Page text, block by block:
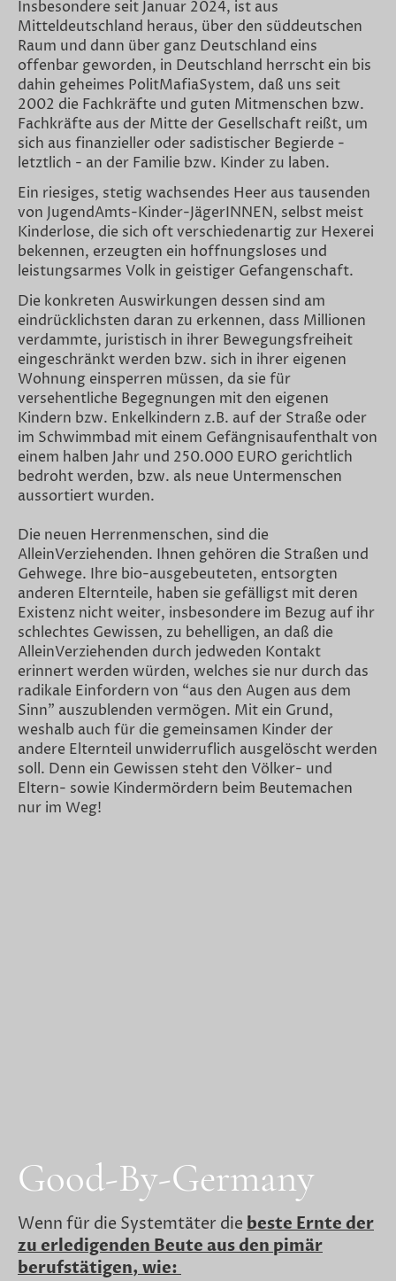
Insbesondere seit Januar 2024, ist aus
Mitteldeutschland heraus, über den süddeutschen
Raum und dann über ganz Deutschland eins
offenbar geworden, in Deutschland herrscht ein bis
dahin geheimes PolitMafiaSystem, daß uns seit
2002 die Fachkräfte und guten Mitmenschen bzw.
Fachkräfte aus der Mitte der Gesellschaft reißt, um
sich aus finanzieller oder sadistischer Begierde -
letztlich - an der Familie bzw. Kinder zu laben.
Ein riesiges, stetig wachsendes Heer aus tausenden
von JugendAmts-Kinder-JägerINNEN, selbst meist
Kinderlose, die sich oft verschiedenartig zur Hexerei
bekennen, erzeugten ein hoffnungsloses und
leistungsarmes Volk in geistiger Gefangenschaft.
Die konkreten Auswirkungen dessen sind am
eindrücklichsten daran zu erkennen, dass Millionen
verdammte, juristisch in ihrer Bewegungsfreiheit
eingeschränkt werden bzw. sich in ihrer eigenen
Wohnung einsperren müssen, da sie für
versehentliche Begegnungen mit den eigenen
Kindern bzw. Enkelkindern z.B. auf der Straße oder
im Schwimmbad mit einem Gefängnisaufenthalt von
einem halben Jahr und 250.000 EURO gerichtlich
bedroht werden, bzw. als neue Untermenschen
aussortiert wurden.
Die neuen Herrenmenschen, sind die
AlleinVerziehenden. Ihnen gehören die Straßen und
Gehwege. Ihre bio-ausgebeuteten, entsorgten
anderen Elternteile, haben sie gefälligst mit deren
Existenz nicht weiter, insbesondere im Bezug auf ihr
schlechtes Gewissen, zu behelligen, an daß die
AlleinVerziehenden durch jedweden Kontakt
erinnert werden würden, welches sie nur durch das
radikale Einfordern von “aus den Augen aus dem
Sinn” auszublenden vermögen. Mit ein Grund,
weshalb auch für die gemeinsamen Kinder der
andere Elternteil unwiderruflich ausgelöscht werden
soll. Denn ein Gewissen steht den Völker- und
Eltern- sowie Kindermördern beim Beutemachen
nur im Weg!
Good-By-Germany
Wenn für die Systemtäter die beste Ernte der
zu erledigenden Beute aus den pimär
berufstätigen, wie: